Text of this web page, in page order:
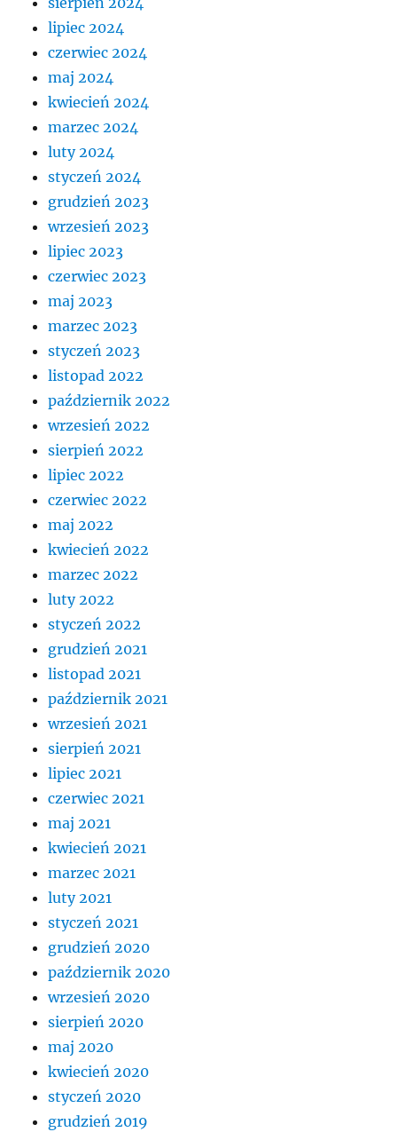
lipiec 2024
czerwiec 2024
maj 2024
kwiecień 2024
marzec 2024
luty 2024
styczeń 2024
grudzień 2023
wrzesień 2023
lipiec 2023
czerwiec 2023
maj 2023
marzec 2023
styczeń 2023
listopad 2022
październik 2022
wrzesień 2022
sierpień 2022
lipiec 2022
czerwiec 2022
maj 2022
kwiecień 2022
marzec 2022
luty 2022
styczeń 2022
grudzień 2021
listopad 2021
październik 2021
wrzesień 2021
sierpień 2021
lipiec 2021
czerwiec 2021
maj 2021
kwiecień 2021
marzec 2021
luty 2021
styczeń 2021
grudzień 2020
październik 2020
wrzesień 2020
sierpień 2020
maj 2020
kwiecień 2020
styczeń 2020
grudzień 2019